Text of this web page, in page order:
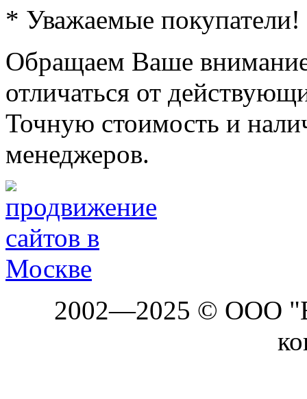
* Уважаемые покупатели!
Обращаем Ваше
отличаться от
Точную стоимость и
менеджеров.
2002—2025 © ООО